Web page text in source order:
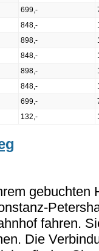
699,-
848,-
898,-
848,-
898,-
848,-
699,-
132,-
gebuchten
fahren.
Die